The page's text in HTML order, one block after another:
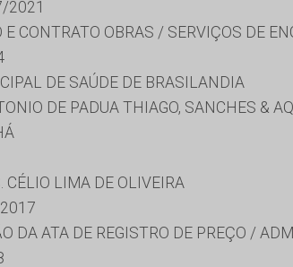
2021
E CONTRATO OBRAS / SERVIÇOS DE
DE SAÚDE DE BRASILANDIA
DE PADUA THIAGO, SANCHES &
CÉLIO LIMA DE OLIVEIRA
DA ATA DE REGISTRO DE PREÇO /